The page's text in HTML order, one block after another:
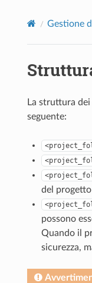
Gestione
La struttura
seguente:
del progetto
possono
Quando il
sicurezza,